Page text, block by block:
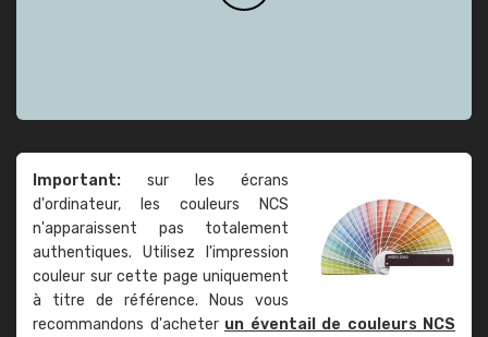
Important: sur les écrans
d'ordinateur, les couleurs NCS
n'apparaissent pas totalement
authentiques. Utilisez l'impression
couleur sur cette page uniquement
à titre de référence. Nous vous
recommandons d'acheter un éventail de couleurs NCS